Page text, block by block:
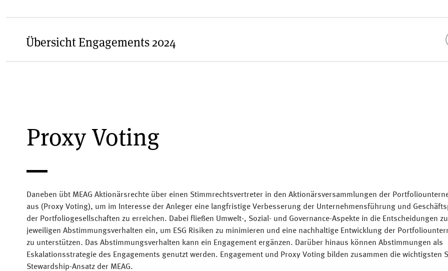
Übersicht Engagements 2024
Proxy Voting
Daneben übt MEAG Aktionärsrechte über einen Stimmrechtsvertreter in den Aktionärsversammlungen der
aus (Proxy Voting), um im Interesse der Anleger eine langfristige Verbesserung der Unternehmensführung und
der Portfoliogesellschaften zu erreichen. Dabei fließen Umwelt-, Sozial- und Governance-Aspekte in die Entscheidungen
jeweiligen Abstimmungsverhalten ein, um ESG Risiken zu minimieren und eine nachhaltige Entwicklung der
zu unterstützen. Das Abstimmungsverhalten kann ein Engagement ergänzen. Darüber hinaus können Abstimmungen als
Eskalationsstrategie des Engagements genutzt werden. Engagement und Proxy Voting bilden zusammen die wichtigsten
Stewardship-Ansatz der MEAG.